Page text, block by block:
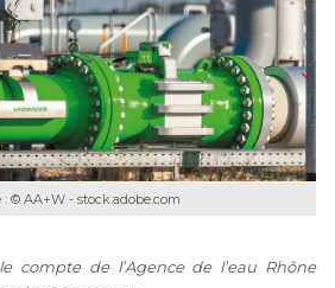
: © AA+W - stock.adobe.com
compte de l’Agence de l’eau Rhône